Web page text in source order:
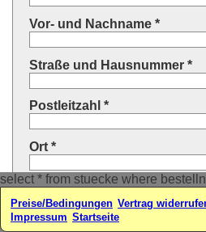
select * from stuecke where
Vor- und Nachname *
Straße und Hausnummer *
Postleitzahl *
Ort *
Land * (auswählen oder
Ihre E-Mail-Adresse*
Preise/Bedingungen Vertrag
Impressum Startseite